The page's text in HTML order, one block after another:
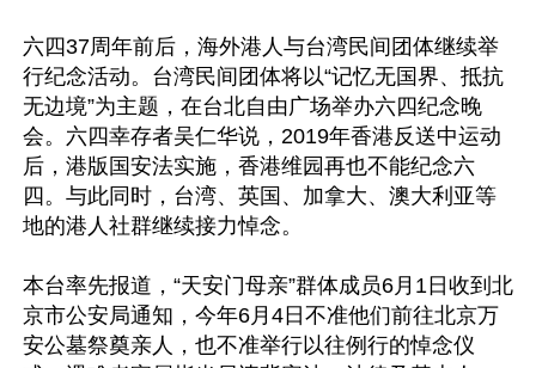
六四37周年前后，海外港人与台湾民间团体继续举
行纪念活动。台湾民间团体将以“记忆无国界、抵抗
无边境”为主题，在台北自由广场举办六四纪念晚
会。六四幸存者吴仁华说，2019年香港反送中运动
后，港版国安法实施，香港维园再也不能纪念六
四。与此同时，台湾、英国、加拿大、澳大利亚等
地的港人社群继续接力悼念。
本台率先报道，“天安门母亲”群体成员6月1日收到北
京市公安局通知，今年6月4日不准他们前往北京万
安公墓祭奠亲人，也不准举行以往例行的悼念仪